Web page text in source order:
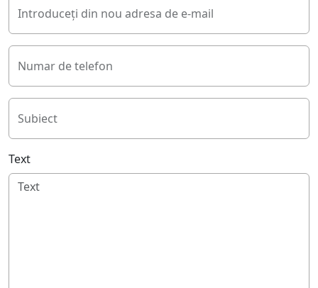
Introduceți din nou adresa de e-mail
Numar de telefon
Subiect
Text